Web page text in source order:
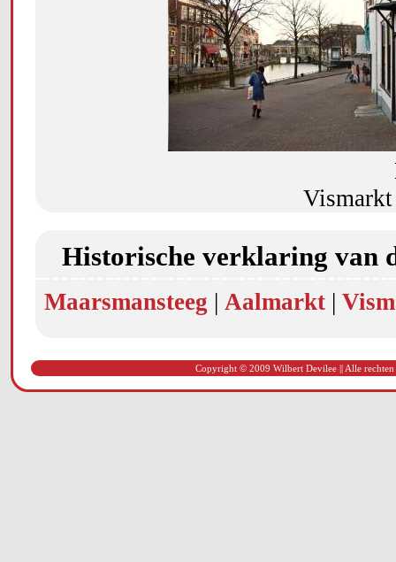
Vismarkt
Historische verklaring van
Maarsmansteeg | Aalmarkt |
Copyright © 2009 Wilbert Devilee || Alle